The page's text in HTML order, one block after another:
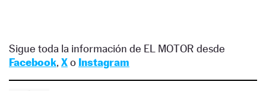
Sigue toda la información de EL MOTOR desde
Facebook, Xo Instagram